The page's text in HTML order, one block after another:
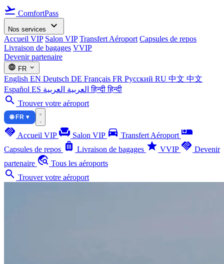
flight_takeoff ComfortPass
Nos services expand_more
Accueil VIP Salon VIP Transfert Aéroport Capsules de repos
Livraison de bagages VVIP
Devenir partenaire
language FR expand_more
English EN Deutsch DE Français FR Русский RU 中文 中文
Español ES العربية العربية हिन्दीहिन्दी
search Trouver votre aéroport
🌐 FR ▾
handshake Accueil VIP chair Salon VIP directions_car Transfert Aéroport airline_seat_individual_suite
Capsules de repos luggage Livraison de bagages star VVIP handshake Devenir
partenaire travel_explore Tous les aéroports
search Trouver votre aéroport